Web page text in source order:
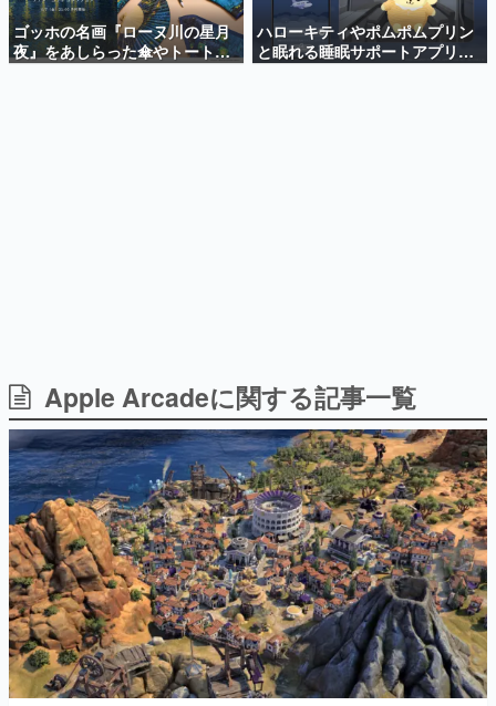
新世代に訊く
これからのデジタルゲーム市場を担う若きクリエイター達
の姿を追い、彼らのルーツと情熱を探っていきます。
ゲーム開発者・hamatsu氏がゲームの魅力を画面や操作の
具体的な形から解き明かしていく、硬派で骨太な評論連載
です。
ゲームが変えた日本語
「経験値」「裏技」「ラスボス」… ゲームにまつわる言葉
の起源や用法の変遷を、コンピューター文化史研究家・タ
イニーP氏が徹底調査。
カテゴリ
特集記事
マンガ
女性向け
ゴッホの名画『ローヌ川の星月
夜』をあしらった傘やトートバ
ッグなどが登場。8月7日21時よ
ハローキティやポムポムプリン
と眠れる睡眠サポートアプリ
『ゆめたび』が配信中。キャラ
Apple Arcadeに関する記事一覧